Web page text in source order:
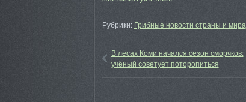
Рубрики: Грибные новости страны и мира
В лесах Коми начался сезон сморчков:
учёный советует поторопиться